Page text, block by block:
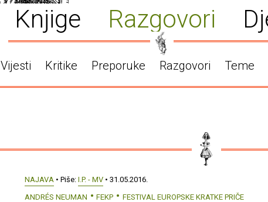
Knjige Razgovori
Vijesti Kritike Preporuke Razgovori Teme
NAJAVA • Piše: I.P. - MV • 31.05.2016.
ANDRÉS NEUMAN
FEKP FESTIVAL EUROPSKE KRATKE PRIČE